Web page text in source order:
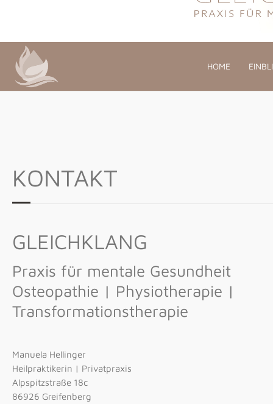
HOME
KONTAKT
GLEICHKLANG
Praxis für mentale Gesundheit
Osteopathie | Physiotherapie |
Transformationstherapie
Manuela Hellinger
Heilpraktikerin | Privatpraxis
Alpspitzstraße 18c
86926 Greifenberg